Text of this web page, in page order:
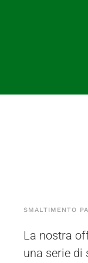
SMALTIMENTO
La nostra
una serie di
possono